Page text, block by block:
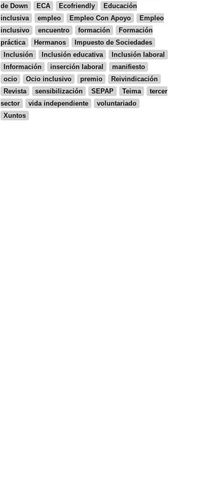
de Down
ECA Ecofriendly
Educación
inclusiva
empleo Empleo Con Apoyo
Empleo
inclusivo
encuentro formación
Formación
práctica
Hermanos
Impuesto de Sociedades
Inclusión
Inclusión educativa
Inclusión laboral
Información
inserción laboral
manifiesto
ocio
Ocio inclusivo premio
Reivindicación
Revista
sensibilización SEPAP Teima
tercer
sector
vida independiente
voluntariado
Xuntos